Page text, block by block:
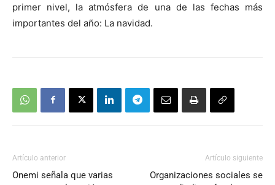
primer nivel, la atmósfera de una de las fechas más
importantes del año: La navidad.
Artículo anterior
Onemi señala que varias
Artículo siguiente
Organizaciones sociales se